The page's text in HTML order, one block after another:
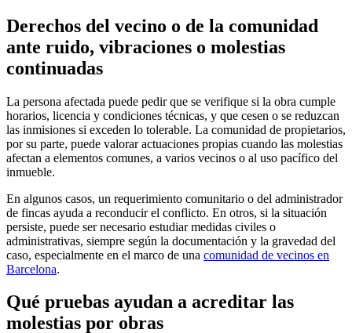
Derechos del vecino o de la comunidad
ante ruido, vibraciones o molestias
continuadas
La persona afectada puede pedir que se verifique si la obra cumple
horarios, licencia y condiciones técnicas, y que cesen o se reduzcan
las inmisiones si exceden lo tolerable. La comunidad de propietarios,
por su parte, puede valorar actuaciones propias cuando las molestias
afectan a elementos comunes, a varios vecinos o al uso pacífico del
inmueble.
En algunos casos, un requerimiento comunitario o del administrador
de fincas ayuda a reconducir el conflicto. En otros, si la situación
persiste, puede ser necesario estudiar medidas civiles o
administrativas, siempre según la documentación y la gravedad del
caso, especialmente en el marco de una comunidad de vecinos en
Barcelona.
Qué pruebas ayudan a acreditar las
molestias por obras